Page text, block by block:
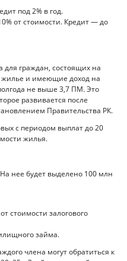
под 2% в год.
от стоимости. Кредит — до
для граждан, состоящих на
жилье и имеющие доход на
не выше 3,7 ПМ. Это
развивается после
Правительства РК.
с периодом выплат до 20
жилья.
нее будет выделено 100 млн
стоимости залогового
займа.
члена могут обратиться к